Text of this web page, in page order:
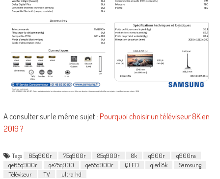
A consulter sur le même sujet :Pourquoi choisir un téléviseur 8K en
2019 ?
Tags 65q900r 75q900r 85q900r 8k q900r
q900ra
qe65q900r
qe75q900 qe85q900r QLED qled 8k
Samsung
Téléviseur
TV ultra hd